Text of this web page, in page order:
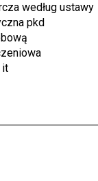
według ustawy
pkd
it